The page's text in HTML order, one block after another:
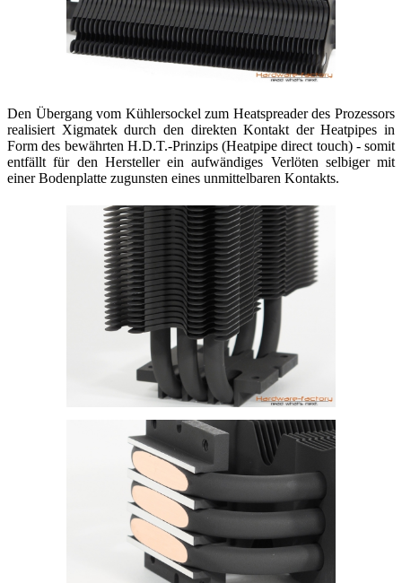
Den Übergang vom Kühlersockel zum Heatspreader des Prozessors
realisiert Xigmatek durch den direkten Kontakt der Heatpipes in
Form des bewährten H.D.T.-Prinzips (Heatpipe direct touch) - somit
entfällt für den Hersteller ein aufwändiges Verlöten selbiger mit
einer Bodenplatte zugunsten eines unmittelbaren Kontakts.